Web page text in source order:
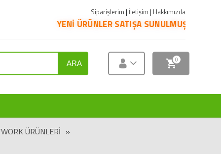
Siparişlerim | İletişim | Hakkımızda
YENİ ÜRÜNLER SATIŞA SUNULMUŞTUR.
ARA 0
ÜRÜNLERI »